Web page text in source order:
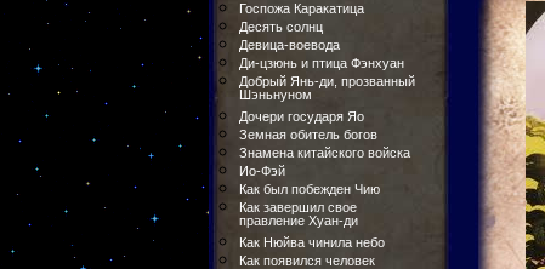
Госпожа Каракатица
Десять солнц
Девица-воевода
Ди-цзюнь и птица Фэнхуан
Добрый Янь-ди, прозванный
Шэньнуном
Дочери государя Яо
Земная обитель богов
Знамена китайского войска
Ио-Фэй
Как был побежден Чию
Как завершил свое
правление Хуан-ди
Как Нюйва чинила небо
Как появился человек